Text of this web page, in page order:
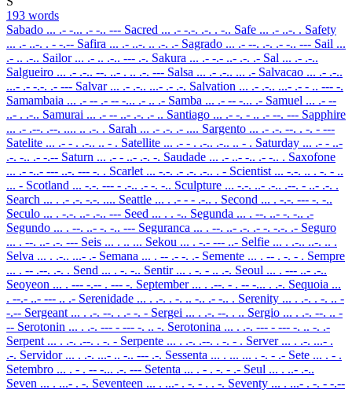
193 words
Sabado ... .- -... .- -.. --- Sacred ... .- -.-. .-. . -.. Safe ... .- ..-. . Safety
... .- ..-. . - -.-- Safira ... .- ..-. .. .-. .- Sagrado ... .- --. .-. .- -.. --- Sail ...
.- .. .-.. Sailor ... .- .. .-.. --- .-. Sakura ... .- -.- ..- .-. .- Sal ... .- .-..
Salgueiro ... .- .-.. --. ..- . .. .-. --- Salsa ... .- .-.. ... .- Salvacao ... .- .-..
...- .- -.-. .- --- Salvar ... .- .-.. ...- .- .-. Salvation ... .- .-.. ...- .- - .. --- -.
Samambaia ... .- -- .- -- -... .- .. .- Samba ... .- -- -... .- Samuel ... .- --
..- . .-.. Samurai ... .- -- ..- .-. .- .. Santiago ... .- -. - .. .- --. --- Sapphire
... .- .--. .--. .... .. .-. . Sarah ... .- .-. .- .... Sargento ... .- .-. --. . -. - ---
Satelite ... .- - . .-.. .. - . Satellite ... .- - . .-.. .-.. .. - . Saturday ... .- - ..-
.-. -.. .- -.-- Saturn ... .- - ..- .-. -. Saudade ... .- ..- -.. .- -.. . Saxofone
... .- -..- --- ..-. --- -. . Scarlet ... -.-. .- .-. .-.. . - Scientist ... -.-. .. . -. - ..
... - Scotland ... -.-. --- - .-.. .- -. -.. Sculpture ... -.-. ..- .-.. .--. - ..- .-. .
Search ... . .- .-. -.-. .... Seattle ... . .- - - .-.. . Second ... . -.-. --- -. -..
Seculo ... . -.-. ..- .-.. --- Seed ... . . -.. Segunda ... . --. ..- -. -.. .-
Segundo ... . --. ..- -. -.. --- Seguranca ... . --. ..- .-. .- -. -.-. .- Seguro
... . --. ..- .-. --- Seis ... . .. ... Sekou ... . -.- --- ..- Selfie ... . .-.. ..-. .. .
Selva ... . .-.. ...- .- Semana ... . -- .- -. .- Semente ... . -- . -. - . Sempre
... . -- .--. .-. . Send ... . -. -.. Sentir ... . -. - .. .-. Seoul ... . --- ..- .-..
Seoyeon ... . --- -.-- . --- -. September ... . .--. - . -- -... . .-. Sequoia ...
. --.- ..- --- .. .- Serenidade ... . .-. . -. .. -.. .- -.. . Serenity ... . .-. . -. .. -
-.-- Sergeant ... . .-. --. . .- -. - Sergei ... . .-. --. . .. Sergio ... . .-. --. .. -
-- Serotonin ... . .-. --- - --- -. .. -. Serotonina ... . .-. --- - --- -. .. -. .-
Serpent ... . .-. .--. . -. - Serpente ... . .-. .--. . -. - . Server ... . .-. ...- .
.-. Servidor ... . .-. ...- .. -.. --- .-. Sessenta ... . ... ... . -. - .- Sete ... . - .
Setembro ... . - . -- -... .-. --- Setenta ... . - . -. - .- Seul ... . ..- .-..
Seven ... . ...- . -. Seventeen ... . ...- . -. - . . -. Seventy ... . ...- . -. - -.--